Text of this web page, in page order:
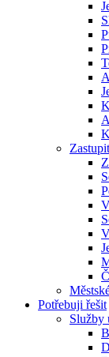
Potřebuji řešit
Služby